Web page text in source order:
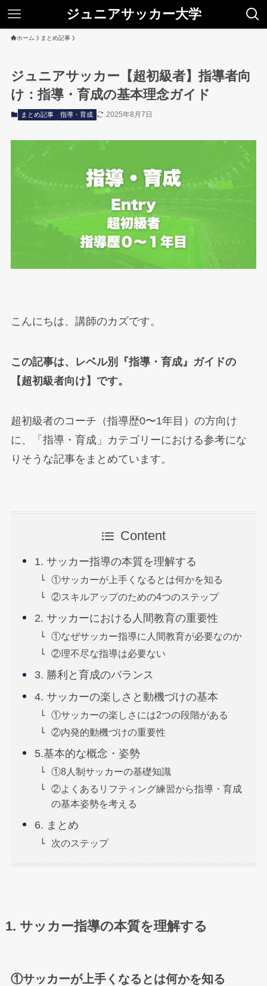
ジュニアサッカー大学
ホーム まとめ記事
ジュニアサッカー【超初級者】指導者向
け：指導・育成の基本理念ガイド
まとめ記事 指導・育成 2025年8月7日
こんにちは、講師のカズです。
この記事は、レベル別『指導・育成』ガイドの
【超初級者向け】です。
超初級者のコーチ（指導歴0〜1年目）の方向け
に、「指導・育成」カテゴリーにおける参考にな
りそうな記事をまとめています。
Content
1. サッカー指導の本質を理解する
①サッカーが上手くなるとは何かを知る
②スキルアップのための4つのステップ
2. サッカーにおける人間教育の重要性
①なぜサッカー指導に人間教育が必要なのか
②理不尽な指導は必要ない
3. 勝利と育成のバランス
4. サッカーの楽しさと動機づけの基本
①サッカーの楽しさには2つの段階がある
②内発的動機づけの重要性
5.基本的な概念・姿勢
①8人制サッカーの基礎知識
②よくあるリフティング練習から指導・育成
の基本姿勢を考える
6. まとめ
次のステップ
1. サッカー指導の本質を理解する
①サッカーが上手くなるとは何かを知る